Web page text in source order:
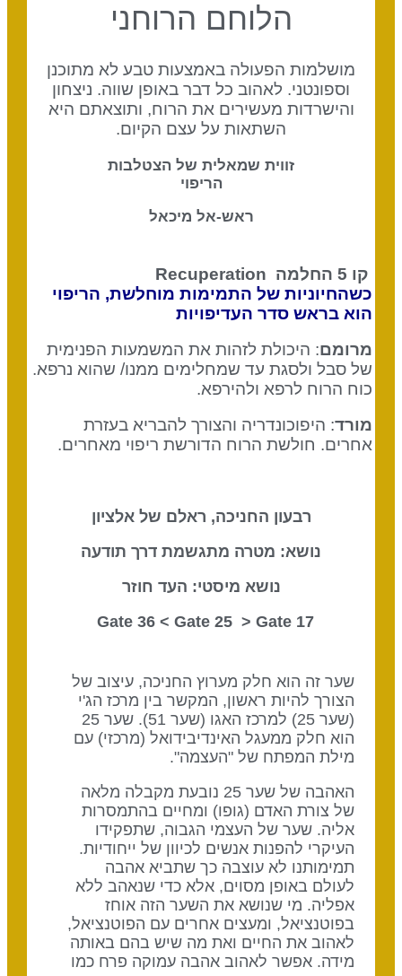
הלוחם הרוחני
מושלמות הפעולה באמצעות טבע לא מתוכנן
וספונטני. לאהוב כל דבר באופן שווה. ניצחון
והישרדות מעשירים את הרוח, ותוצאתם היא
השתאות על עצם הקיום.
זווית שמאלית של הצטלבות
הריפוי
ראש-אל מיכאל
קו 5 החלמה
Recuperation
כשהחיוניות של התמימות מוחלשת, הריפוי
הוא בראש סדר העדיפויות
מרומם: היכולת לזהות את המשמעות הפנימית
של סבל ולסגת עד שמחלימים ממנו/ שהוא נרפא.
כוח הרוח לרפא ולהירפא.
מורד: היפוכונדריה והצורך להבריא בעזרת
אחרים. חולשת הרוח הדורשת ריפוי מאחרים.
רבעון החניכה, ראלם של אלציון
נושא: מטרה מתגשמת דרך תודעה
נושא מיסטי: העד חוזר
17 Gate 36 <
Gate 25 > Gate
שער זה הוא חלק מערוץ החניכה, עיצוב של
הצורך להיות ראשון, המקשר בין מרכז הג'י
(שער 25) למרכז האגו (שער 51). שער 25
הוא חלק ממעגל האינדיבידואל (מרכזי) עם
מילת המפתח של "העצמה".
האהבה של שער 25 נובעת מקבלה מלאה
של צורת האדם (גופו) ומחיים בהתמסרות
אליה. שער של העצמי הגבוה, שתפקידו
העיקרי להפנות אנשים לכיוון של ייחודיות.
תמימותנו לא עוצבה כך שתביא אהבה
לעולם באופן מסוים, אלא כדי שנאהב ללא
אפליה. מי שנושא את השער הזה אוחז
בפוטנציאל, ומעצים אחרים עם הפוטנציאל,
לאהוב את החיים ואת מה שיש בהם באותה
מידה. אפשר לאהוב אהבה עמוקה פרח כמו